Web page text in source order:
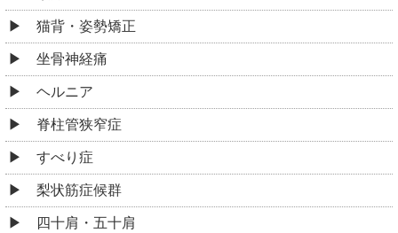
猫背・姿勢矯正
坐骨神経痛
ヘルニア
脊柱管狭窄症
すべり症
梨状筋症候群
四十肩・五十肩